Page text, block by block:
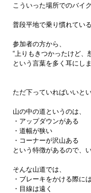
こういった場所でのバイ
普段平地で乗り慣れてい
参加者の方から、
“上りもきつかったけど、
という言葉を多く耳にしま
ただ下っていればいいと
山の中の道というのは、
・アップダウンがある
・道幅が狭い
・コーナーが沢山ある
という特徴があるので、
そんな山道では、
・ブレーキをかける際に
・目線は遠く